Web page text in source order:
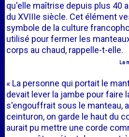
qu'elle maîtrise depuis plus 40
du XVIIIe siècle. Cet élément
symbole de la culture
utilisé pour fermer les
corps au chaud, rappelle-t-elle.
La
« La personne qui portait le
devait lever la jambe pour faire
s'engouffrait sous le manteau,
ceinturon, on garde le haut du
aurait pu mettre une corde